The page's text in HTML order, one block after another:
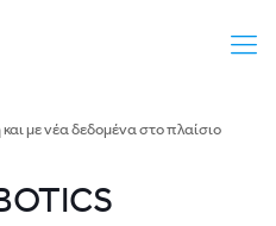
με νέα δεδομένα στο πλαίσιο